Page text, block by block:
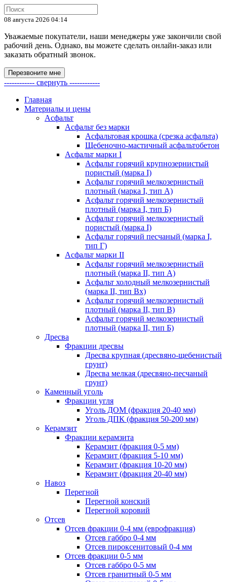
08 августа 2026 04:14
Уважаемые покупатели, наши менеджеры уже закончили свой
рабочий день. Однако, вы можете сделать онлайн-заказ или
заказать обратный звонок.
Перезвоните мне
------------ свернуть ------------
Главная
Материалы и цены
Асфальт
Асфальт без марки
Асфальтовая крошка (срезка асфальта)
Щебеночно-мастичный асфальтобетон
Асфальт марки I
Асфальт горячий крупнозернистый
пористый (марка I)
Асфальт горячий мелкозернистый
плотный (марка I, тип А)
Асфальт горячий мелкозернистый
плотный (марка I, тип Б)
Асфальт горячий мелкозернистый
пористый (марка I)
Асфальт горячий песчаный (марка I,
тип Г)
Асфальт марки II
Асфальт горячий мелкозернистый
плотный (марка II, тип А)
Асфальт холодный мелкозернистый
(марка II, тип Вх)
Асфальт горячий мелкозернистый
плотный (марка II, тип В)
Асфальт горячий мелкозернистый
плотный (марка II, тип Б)
Дресва
Фракции дресвы
Дресва крупная (дресвяно-щебенистый
грунт)
Дресва мелкая (дресвяно-песчаный
грунт)
Каменный уголь
Фракции угля
Уголь ДОМ (фракция 20-40 мм)
Уголь ДПК (фракция 50-200 мм)
Керамзит
Фракции керамзита
Керамзит (фракция 0-5 мм)
Керамзит (фракция 5-10 мм)
Керамзит (фракция 10-20 мм)
Керамзит (фракция 20-40 мм)
Навоз
Перегной
Перегной конский
Перегной коровий
Отсев
Отсев фракции 0-4 мм (еврофракция)
Отсев габбро 0-4 мм
Отсев пироксенитовый 0-4 мм
Отсев фракции 0-5 мм
Отсев габбро 0-5 мм
Отсев гранитный 0-5 мм